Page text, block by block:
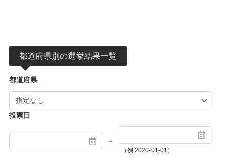
都道府県別の選挙結果一覧
都道府県
投票日
～
（例:2020-01-01）